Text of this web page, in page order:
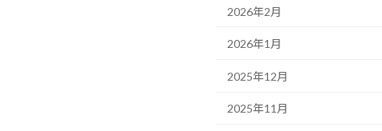
2026年2月
2026年1月
2025年12月
2025年11月